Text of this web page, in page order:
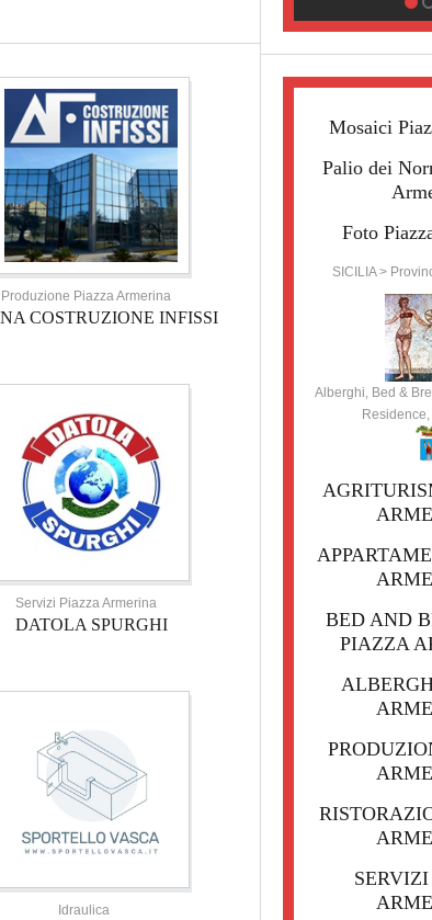
Produzione Piazza Armerina
COSTRUZIONE INFISSI
Servizi Piazza Armerina
DATOLA SPURGHI
Idraulica
Mosaici
Palio dei
Foto
SICILIA >
Alberghi, Bed &
BED AND
PIAZZA